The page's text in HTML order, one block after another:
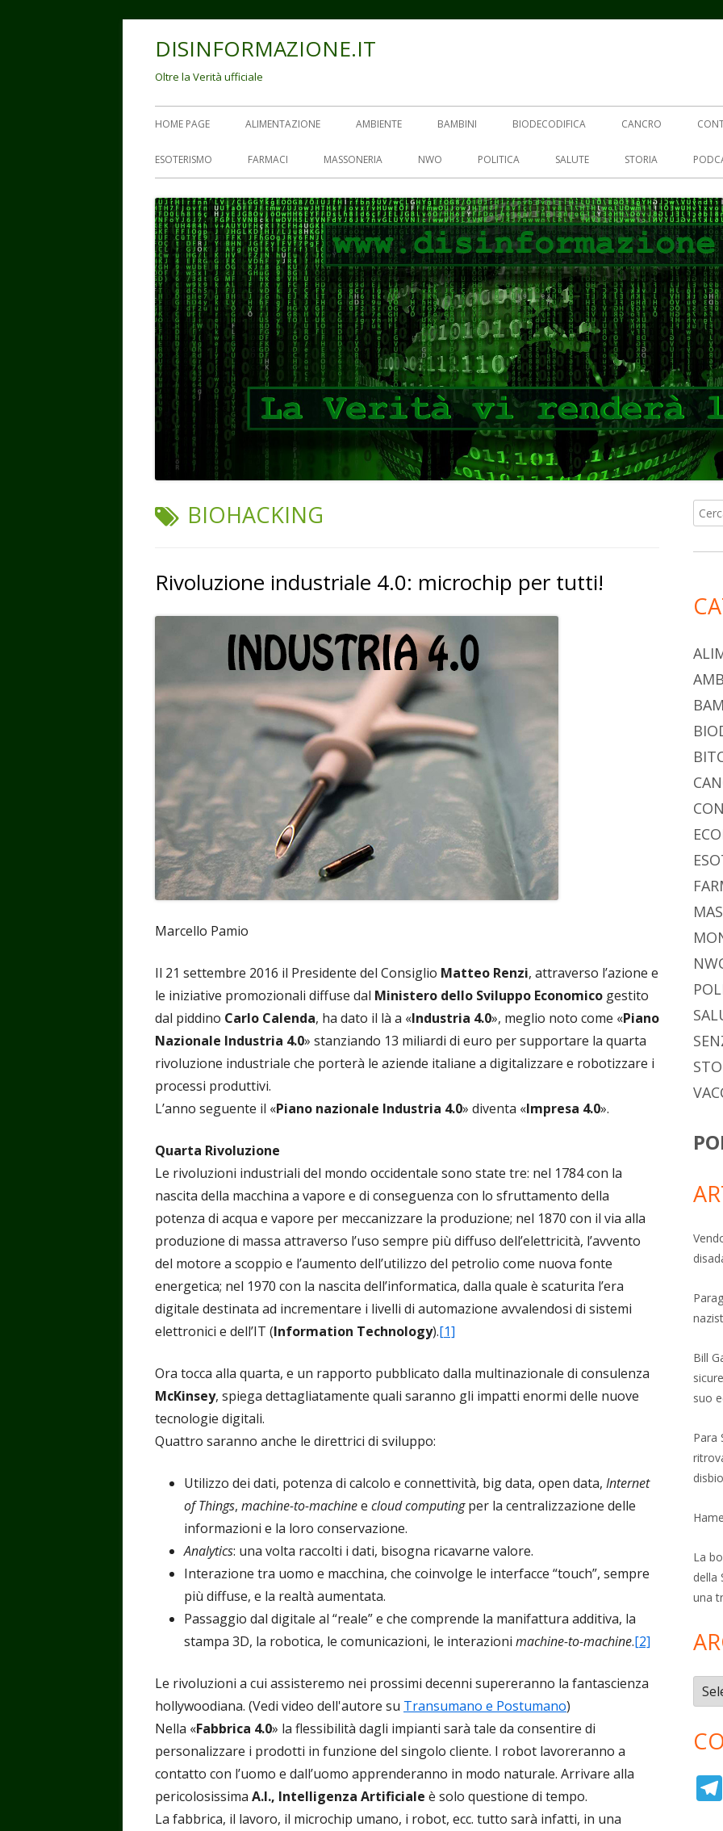
DISINFORMAZIONE.IT
Oltre la Verità ufficiale
Menu
principale
HOME PAGE ALIMENTAZIONE AMBIENTE BAMBINI BIODECODIFICA CANCRO
ESOTERISMO FARMACI MASSONERIA NWO POLITICA SALUTE STORIA
TAG:
BIOHACKING
Rivoluzione industriale 4.0: microchip per tutti!
Marcello Pamio
Il 21 settembre 2016 il Presidente del Consiglio Matteo Renzi, attraverso l’azione e
le iniziative promozionali diffuse dal Ministero dello Sviluppo Economico gestito
dal piddino Carlo Calenda, ha dato il là a «Industria 4.0», meglio noto come «Piano
Nazionale Industria 4.0» stanziando 13 miliardi di euro per supportare la quarta
rivoluzione industriale che porterà le aziende italiane a digitalizzare e robotizzare i
processi produttivi.
L’anno seguente il «Piano nazionale Industria 4.0» diventa «Impresa 4.0».
Quarta Rivoluzione
Le rivoluzioni industriali del mondo occidentale sono state tre: nel 1784 con la
nascita della macchina a vapore e di conseguenza con lo sfruttamento della
potenza di acqua e vapore per meccanizzare la produzione; nel 1870 con il via alla
produzione di massa attraverso l’uso sempre più diffuso dell’elettricità, l’avvento
del motore a scoppio e l’aumento dell’utilizzo del petrolio come nuova fonte
energetica; nel 1970 con la nascita dell’informatica, dalla quale è scaturita l’era
digitale destinata ad incrementare i livelli di automazione avvalendosi di sistemi
elettronici e dell’IT (Information Technology).[1]
Ora tocca alla quarta, e un rapporto pubblicato dalla multinazionale di consulenza
McKinsey, spiega dettagliatamente quali saranno gli impatti enormi delle nuove
tecnologie digitali.
Quattro saranno anche le direttrici di sviluppo:
Utilizzo dei dati, potenza di calcolo e connettività, big data, open data, Internet
of Things, machine-to-machinee cloud computingper la centralizzazione delle
informazioni e la loro conservazione.
Analytics: una volta raccolti i dati, bisogna ricavarne valore.
Interazione tra uomo e macchina, che coinvolge le interfacce “touch”, sempre
più diffuse, e la realtà aumentata.
Passaggio dal digitale al “reale” e che comprende la manifattura additiva, la
stampa 3D, la robotica, le comunicazioni, le interazioni machine-to-machine.[2]
Le rivoluzioni a cui assisteremo nei prossimi decenni supereranno la fantascienza
hollywoodiana. (Vedi video dell'autore su Transumano e Postumano)
Nella «Fabbrica 4.0» la flessibilità dagli impianti sarà tale da consentire di
personalizzare i prodotti in funzione del singolo cliente. I robot lavoreranno a
contatto con l’uomo e dall’uomo apprenderanno in modo naturale. Arrivare alla
pericolosissima A.I., Intelligenza Artificiale è solo questione di tempo.
La fabbrica, il lavoro, il microchip umano, i robot, ecc. tutto sarà infatti, in una
per:
Bill
suo
Para
La
della
una